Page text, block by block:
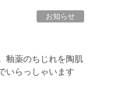
お知らせ
釉薬のちじれを陶肌
いらっしゃいます